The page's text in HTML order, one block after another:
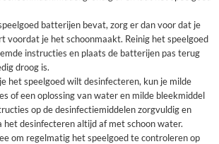
batterijen bevat, zorg er dan voor dat je
voordat je het schoonmaakt. Reinig het speelgoed
instructies en plaats de batterijen pas terug
droog is.
het speelgoed wilt desinfecteren, kun je milde
of een oplossing van water en milde bleekmiddel
op de desinfectiemiddelen zorgvuldig en
het desinfecteren altijd af met schoon water.
om regelmatig het speelgoed te controleren op